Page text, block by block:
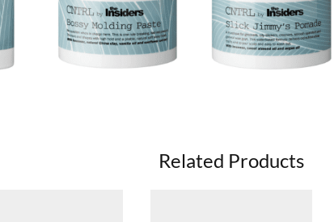
Related Products